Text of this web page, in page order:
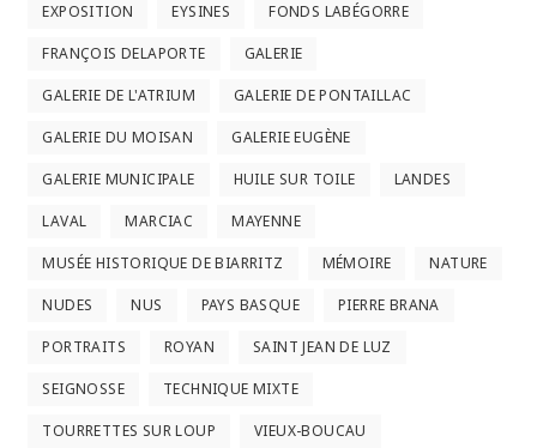
EXPOSITION EYSINES FONDS LABÉGORRE
FRANÇOIS DELAPORTE GALERIE
GALERIE DE L'ATRIUM GALERIE DE PONTAILLAC
GALERIE DU MOISAN GALERIE EUGÈNE
GALERIE MUNICIPALE HUILE SUR TOILE LANDES
LAVAL MARCIAC MAYENNE
MUSÉE HISTORIQUE DE BIARRITZ MÉMOIRE NATURE
NUDES NUS PAYS BASQUE PIERRE BRANA
PORTRAITS ROYAN SAINT JEAN DE LUZ
SEIGNOSSE TECHNIQUE MIXTE
TOURRETTES SUR LOUP VIEUX-BOUCAU